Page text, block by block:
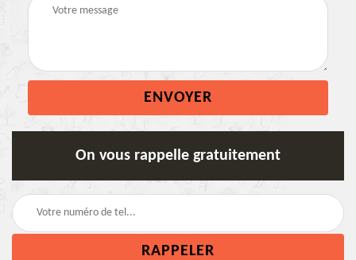
On vous rappelle gratuitement